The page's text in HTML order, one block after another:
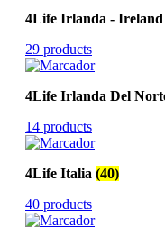
4Life Irlanda - Ireland
29 products
4Life Irlanda Del
14 products
4Life Italia (40)
40 products